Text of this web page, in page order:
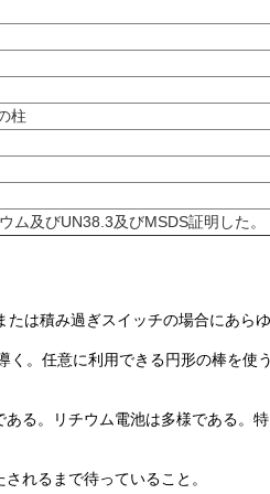
柱
及びUN38.3及びMSDS証明した。
は積み過ぎスイッチの場合にあ
。任意に利用できる円形の棒を
る。リチウム電池は多様である
れるまで待っていること。